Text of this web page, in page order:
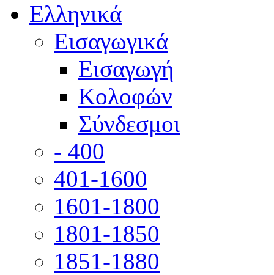
Ελληνικά
Εισαγωγικά
Εισαγωγή
Κολοφών
Σύνδεσμοι
- 400
401-1600
1601-1800
1801-1850
1851-1880